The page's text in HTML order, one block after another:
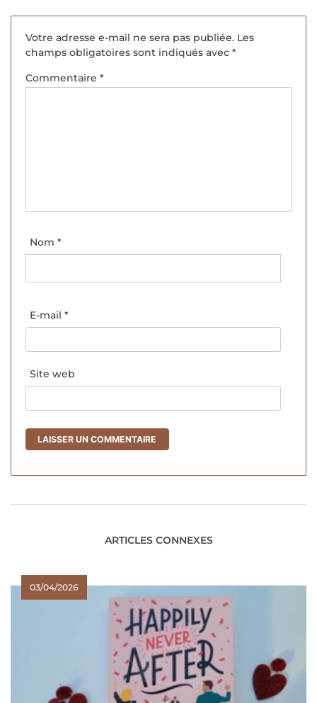
Votre adresse e-mail ne sera pas publiée. Les
champs obligatoires sont indiqués avec *
Commentaire *
Nom *
E-mail *
Site web
ARTICLES CONNEXES
03/04/2026